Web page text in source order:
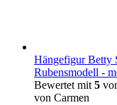
Hängefigur Betty
Rubensmodell -
Bewertet mit 5
von Carmen